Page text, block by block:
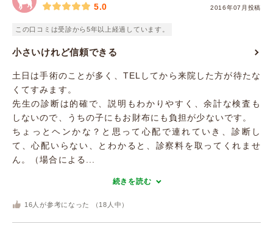
2016年07月投稿
5.0
この口コミは受診から5年以上経過しています。
小さいけれど信頼できる
土日は手術のことが多く、TELしてから来院した方が待たな
くてすみます。
先生の診断は的確で、説明もわかりやすく、余計な検査も
しないので、うちの子にもお財布にも負担が少ないです。
ちょっとヘンかな？と思って心配で連れていき、診断し
て、心配いらない、とわかると、診察料を取ってくれませ
ん。（場合による...
続きを読む
16 人が参考になった （ 18 人中）